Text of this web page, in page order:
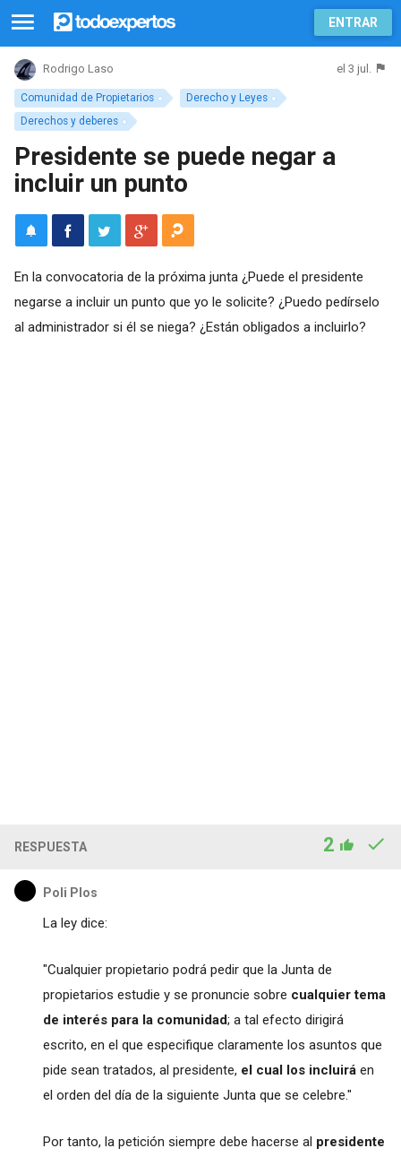
ENTRAR
Comunidad de Propietarios
Derecho y Leyes
Derechos y deberes
Rodrigo Laso el 3 jul.
Presidente se puede negar a
incluir un punto
En la convocatoria de la próxima junta ¿Puede el presidente
negarse a incluir un punto que yo le solicite? ¿Puedo pedírselo
al administrador si él se niega? ¿Están obligados a incluirlo?
RESPUESTA 2
Poli Plos
La ley dice:
"Cualquier propietario podrá pedir que la Junta de
propietarios estudie y se pronuncie sobre cualquier tema
de interés para la comunidad; a tal efecto dirigirá
escrito, en el que especifique claramente los asuntos que
pide sean tratados, al presidente, el cual los incluiráen
el orden del día de la siguiente Junta que se celebre."
Por tanto, la petición siempre debe hacerse al presidente